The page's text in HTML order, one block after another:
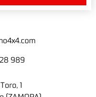
989
1